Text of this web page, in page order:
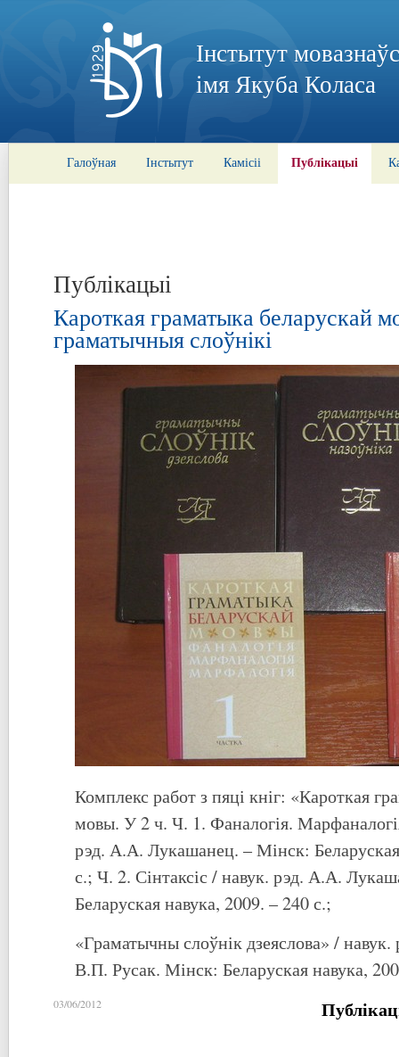
Інстытут
імя Якуба Коласа
Галоўная Інстытут Камісіі Публікацыі
Публікацыі
Кароткая граматыка беларускай
граматычныя слоўнікі
Комплекс работ з пяці кніг: «Кароткая
мовы. У 2 ч. Ч. 1. Фаналогія.
рэд. А.А. Лукашанец. – Мінск:
с.; Ч. 2. Сінтаксіс / навук. рэд. А.А.
Беларуская навука, 2009. – 240 с.;
«Граматычны слоўнік дзеяслова» /
В.П. Русак. Мінск: Беларуская навука,
03/06/2012